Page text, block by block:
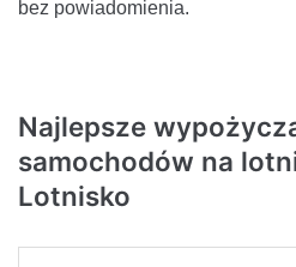
bez powiadomienia.
Najlepsze
samochodów na
Lotnisko